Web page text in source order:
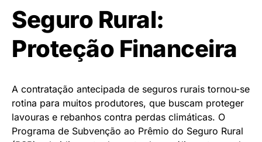
Seguro Rural:
Proteção Financeira
A contratação antecipada de seguros rurais tornou-se
rotina para muitos produtores, que buscam proteger
lavouras e rebanhos contra perdas climáticas. O
Programa de Subvenção ao Prêmio do Seguro Rural